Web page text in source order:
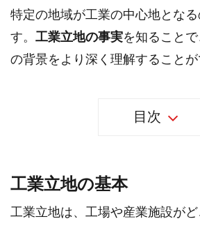
特定の地域が工業の中心地とな
す。 工業立地の事実を知ること
の背景をより深く理解することが
目次
工業立地の基本
工業立地は、工場や産業施設が